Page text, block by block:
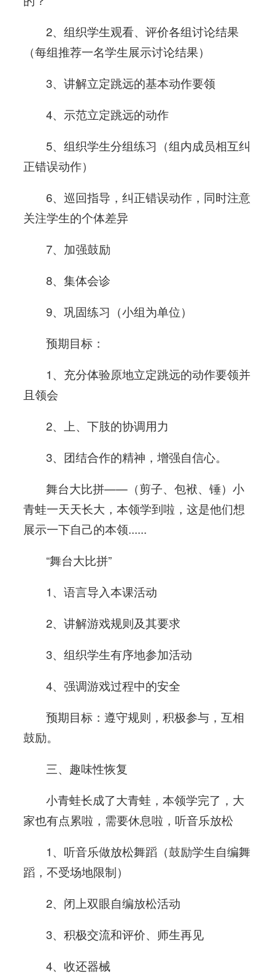
2、组织学生观看、评价各组讨论结果
（每组推荐一名学生展示讨论结果）
3、讲解立定跳远的基本动作要领
4、示范立定跳远的动作
5、组织学生分组练习（组内成员相互纠
正错误动作）
6、巡回指导，纠正错误动作，同时注意
关注学生的个体差异
7、加强鼓励
8、集体会诊
9、巩固练习（小组为单位）
预期目标：
1、充分体验原地立定跳远的动作要领并
且领会
2、上、下肢的协调用力
3、团结合作的精神，增强自信心。
舞台大比拼——（剪子、包袱、锤）小
青蛙一天天长大，本领学到啦，这是他们想
展示一下自己的本领......
“舞台大比拼”
1、语言导入本课活动
2、讲解游戏规则及其要求
3、组织学生有序地参加活动
4、强调游戏过程中的安全
预期目标：遵守规则，积极参与，互相
鼓励。
三、趣味性恢复
小青蛙长成了大青蛙，本领学完了，大
家也有点累啦，需要休息啦，听音乐放松
1、听音乐做放松舞蹈（鼓励学生自编舞
蹈，不受场地限制）
2、闭上双眼自编放松活动
3、积极交流和评价、师生再见
4、收还器械